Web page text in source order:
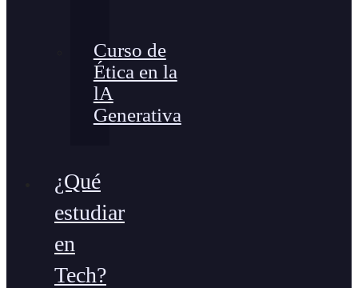
Curso de
Ética en la
lA
Generativa
¿Qué
estudiar
en
Tech?